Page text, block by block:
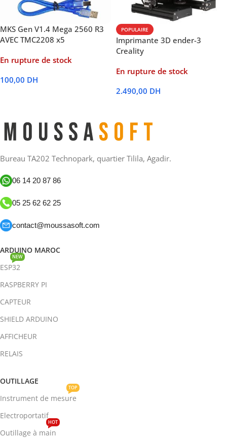
MKS Gen V1.4 Mega 2560 R3
AVEC TMC2208 x5
En rupture de stock
100,00 DH
POPULAIRE
Imprimante 3D ender-3
Creality
En rupture de stock
2.490,00 DH
Bureau TA202 Technopark, quartier Tilila, Agadir.
06 14 20 87 86
05 25 62 62 25
contact@moussasoft.com
ARDUINO MAROC
ESP32
NEW
RASPBERRY PI
CAPTEUR
SHIELD ARDUINO
AFFICHEUR
RELAIS
OUTILLAGE
Instrument de mesure
TOP
Electroportatif
Outillage à main
HOT